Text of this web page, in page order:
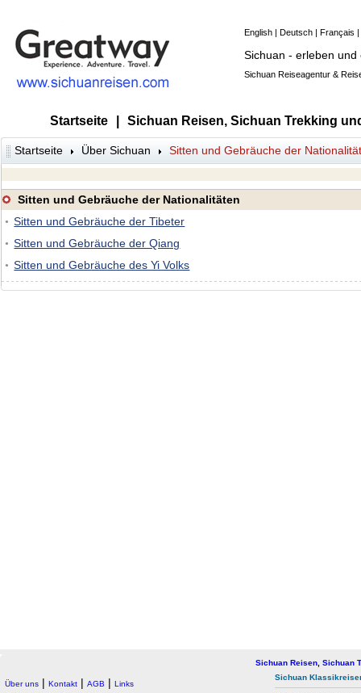
English| Deutsch| Français |
Sichuan - erleben und
Sichuan Reiseagentur &
Startseite Sichuan Reisen, Sichuan Trekking
Startseite Über Sichuan Sitten und Gebräuche der
Sitten und Gebräuche der Nationalitäten
● Sitten und Gebräuche der Tibeter
● Sitten und Gebräuche der Qiang
● Sitten und Gebräuche des Yi Volks
Über uns | Kontakt | AGB | Links
Sichuan Reisen, Sichuan
Sichuan